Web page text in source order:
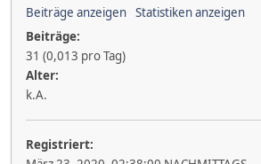
Beiträge anzeigen Statistiken anzeigen
Beiträge:
31 (0,013 pro Tag)
Alter:
k.A.
Registriert: